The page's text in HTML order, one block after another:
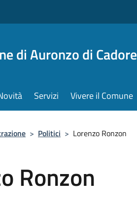
di Auronzo di Cadore
Servizi Vivere il Comune
> Politici > Lorenzo Ronzon
Ronzon